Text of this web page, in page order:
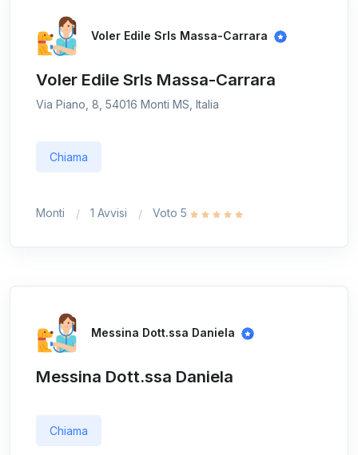
Voler Edile Srls Massa-Carrara
Voler Edile Srls Massa-Carrara
Via Piano, 8, 54016 Monti MS, Italia
Chiama
Monti 1 Avvisi Voto 5
Messina Dott.ssa Daniela
Messina Dott.ssa Daniela
Chiama